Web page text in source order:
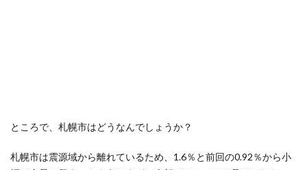
ところで、札幌市はどうなんでしょうか？
札幌市は震源域から離れているため、1.6％と前回の0.92％から小